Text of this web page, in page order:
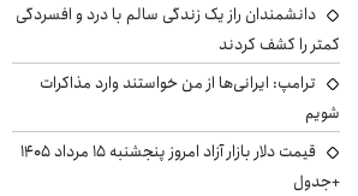
دانشمندان راز یک زندگی سالم با درد و افسردگی
کمتر را کشف کردند
ترامپ: ایرانی‌ها از من خواستند وارد مذاکرات
شویم
قیمت دلار بازار آزاد امروز پنجشنبه ۱۵ مرداد ۱۴۰۵
+جدول